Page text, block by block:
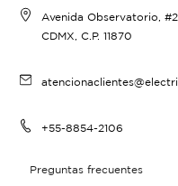
Avenida Observatorio,
CDMX, C.P. 11870
+55-8854-2106
Preguntas frecuentes